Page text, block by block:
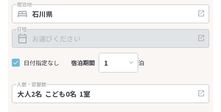
宿泊地
日程
日付指定なし 宿泊期間 泊
人数・部屋数